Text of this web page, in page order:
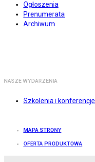
Ogłoszenia
Prenumerata
Archiwum
NASZE WYDARZENIA
Szkolenia i konferencje
MAPA STRONY
OFERTA PRODUKTOWA